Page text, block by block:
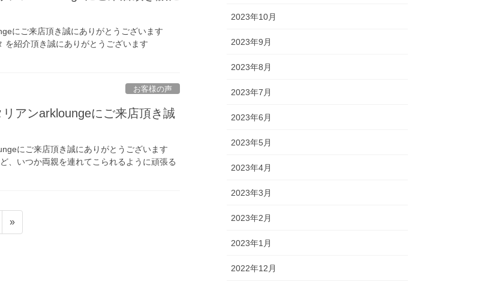
にご来店頂き誠にありがとうございます
を紹介頂き誠にありがとうございます
お客様の声
アンarkloungeにご来店頂き誠
にご来店頂き誠にありがとうございます
、いつか両親を連れてこられるように頑張る
»
2023年10月
2023年9月
2023年8月
2023年7月
2023年6月
2023年5月
2023年4月
2023年3月
2023年2月
2023年1月
2022年12月